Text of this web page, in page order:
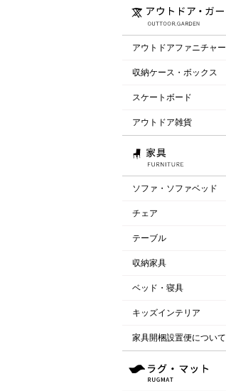
アウトドアファニチャー
収納ケース・ボックス
スケートボード
アウトドア雑貨
ソファ・ソファベッド
チェア
テーブル
収納家具
ベッド・寝具
キッズインテリア
家具開梱設置便について